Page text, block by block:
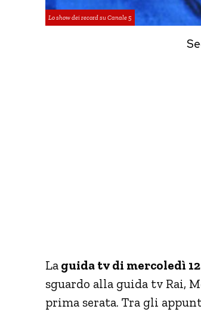
Lo show dei record su Canale 5
La guida tv di mercoledì
sguardo alla guida tv Rai,
prima serata. Tra gli